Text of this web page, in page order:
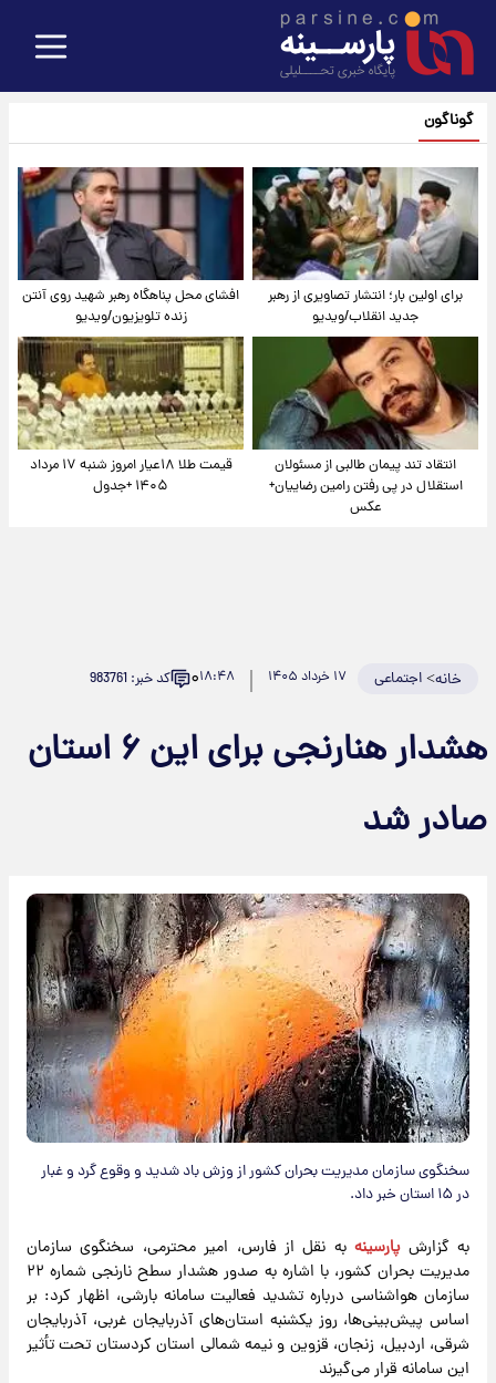
گوناگون
برای اولین بار؛ انتشار تصاویری از رهبر
جدید انقلاب/ویدیو
افشای محل پناهگاه‌ رهبر شهید روی آنتن
زنده تلویزیون/ویدیو
انتقاد تند پیمان طالبی از مسئولان
استقلال در پی رفتن رامین رضاییان+
عکس
قیمت طلا ۱۸عیار امروز شنبه ۱۷ مرداد
۱۴۰۵ +جدول
خانه>اجتماعی ۱۷ خرداد ۱۴۰۵ ۱۸:۴۸۰ کد خبر: 983761
هشدار هنارنجی برای این ۶ استان
صادر شد
سخنگوی سازمان مدیریت بحران کشور از وزش باد شدید و وقوع گرد و غبار
در ۱۵ استان خبر داد.
به گزارش پارسینهبه نقل از فارس، امیر محترمی، سخنگوی سازمان
مدیریت بحران کشور، با اشاره به صدور هشدار سطح نارنجی شماره ۲۲
سازمان هواشناسی درباره تشدید فعالیت سامانه بارشی، اظهار کرد: بر
اساس پیش‌بینی‌ها، روز یکشنبه استان‌های آذربایجان غربی، آذربایجان
شرقی، اردبیل، زنجان، قزوین و نیمه شمالی استان کردستان تحت تأثیر
این سامانه قرار می‌گیرند